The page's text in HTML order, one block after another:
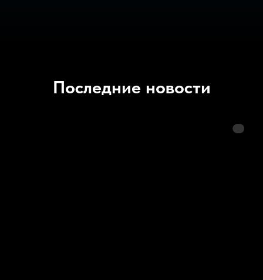
Последние новости